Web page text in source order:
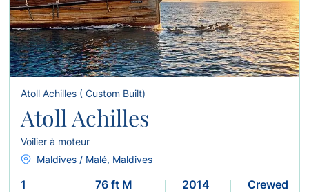
Atoll Achilles ( Custom Built)
Atoll Achilles
Voilier à moteur
Maldives / Malé, Maldives
1 76 ft M 2014 Crewed